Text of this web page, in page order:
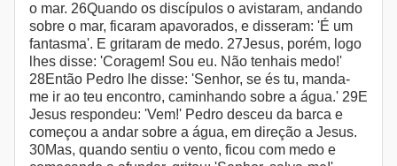
o mar. 26Quando os discípulos o avistaram, andando
sobre o mar, ficaram apavorados, e disseram: 'É um
fantasma'. E gritaram de medo. 27Jesus, porém, logo
lhes disse: 'Coragem! Sou eu. Não tenhais medo!'
28Então Pedro lhe disse: 'Senhor, se és tu, manda-
me ir ao teu encontro, caminhando sobre a água.' 29E
Jesus respondeu: 'Vem!' Pedro desceu da barca e
começou a andar sobre a água, em direção a Jesus.
30Mas, quando sentiu o vento, ficou com medo e